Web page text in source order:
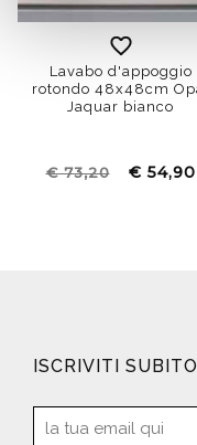
Lavabo d'appoggio
rotondo 48x48cm
Jaquar bianco
€ 73,20 € 54,90
ISCRIVITI